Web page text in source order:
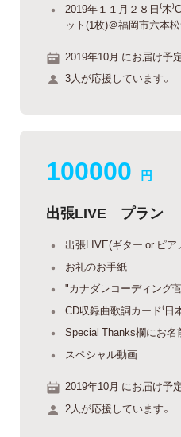
2019年１１月２８日⁽木
ット(1枚)＠福岡市六本
2019年10月 にお届け予
3人が応援しています。
100000 円
出張LIVE プラン
出張LIVE(ギター or ピア
お礼のお手紙
"カナダレコーディング
CD収録曲歌詞カード⁽日
Special Thanks欄にお名
スペシャル動画
2019年10月 にお届け予
2人が応援しています。